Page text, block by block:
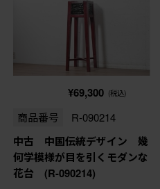
¥69,300 (税込)
商品番号 R-090214
中古 中国伝統デザイン 幾
何学模様が目を引くモダンな
花台 (R-090214)